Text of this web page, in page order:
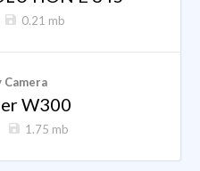
0.21 mb
W300
1.75 mb